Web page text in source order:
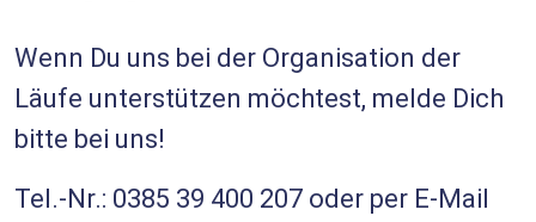
Wenn Du uns bei der Organisation der
Läufe unterstützen möchtest, melde Dich
bitte bei uns!
Tel.-Nr.: 0385 39 400 207 oder per E-Mail